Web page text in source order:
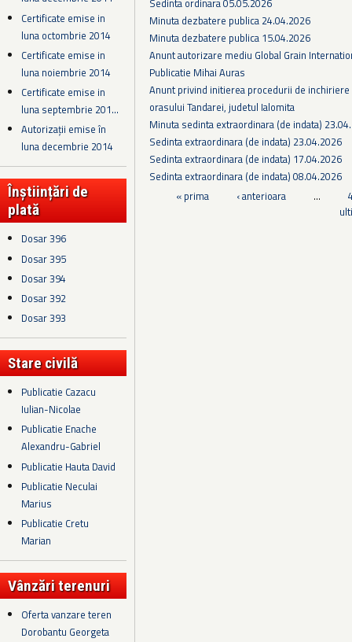
Certificate emise in
luna octombrie 2014
Certificate emise in
luna noiembrie 2014
Certificate emise in
luna septembrie 201...
Autorizații emise în
luna decembrie 2014
Înștiințări de
plată
Dosar 396
Dosar 395
Dosar 394
Dosar 392
Dosar 393
Stare civilă
Publicatie Cazacu
Iulian-Nicolae
Publicatie Enache
Alexandru-Gabriel
Publicatie Hauta David
Publicatie Neculai
Marius
Publicatie Cretu
Marian
Vânzări terenuri
Oferta vanzare teren
Dorobantu Georgeta
Minuta dezbatere publica 24.04.2026
Minuta dezbatere publica 15.04.2026
Anunt autorizare mediu Global Grain
Publicatie Mihai Auras
Anunt privind initierea procedurii de
orasului Tandarei, judetul Ialomita
Minuta sedinta extraordinara (de indata)
Sedinta extraordinara (de indata) 23.04.2026
Sedinta extraordinara (de indata) 17.04.2026
Sedinta extraordinara (de indata) 08.04.2026
Pagini
« prima ‹ anterioara …